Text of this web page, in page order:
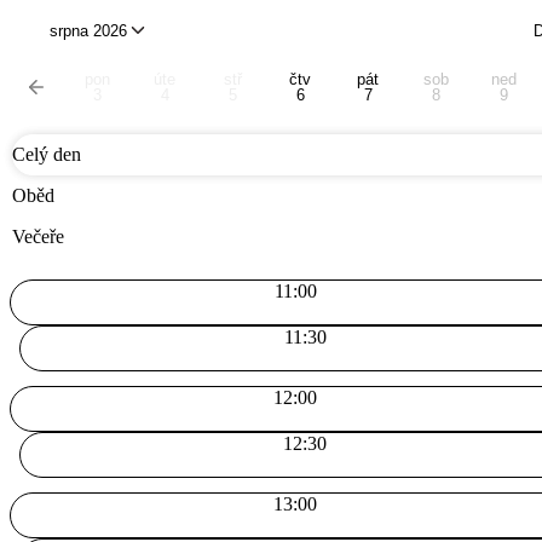
srpna 2026
čtv
6
pát
7
sob
8
ned
9
Celý den
Oběd
Večeře
11:00
11:30
12:00
12:30
13:00